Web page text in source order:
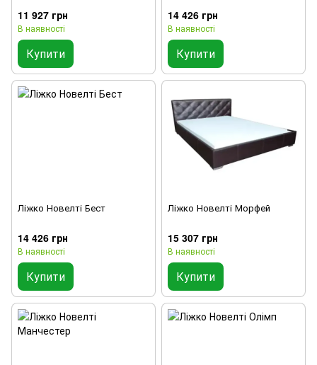
11 927 грн
В наявності
Купити
14 426 грн
В наявності
Купити
Ліжко Новелті Бест
14 426 грн
В наявності
Купити
Ліжко Новелті Морфей
15 307 грн
В наявності
Купити